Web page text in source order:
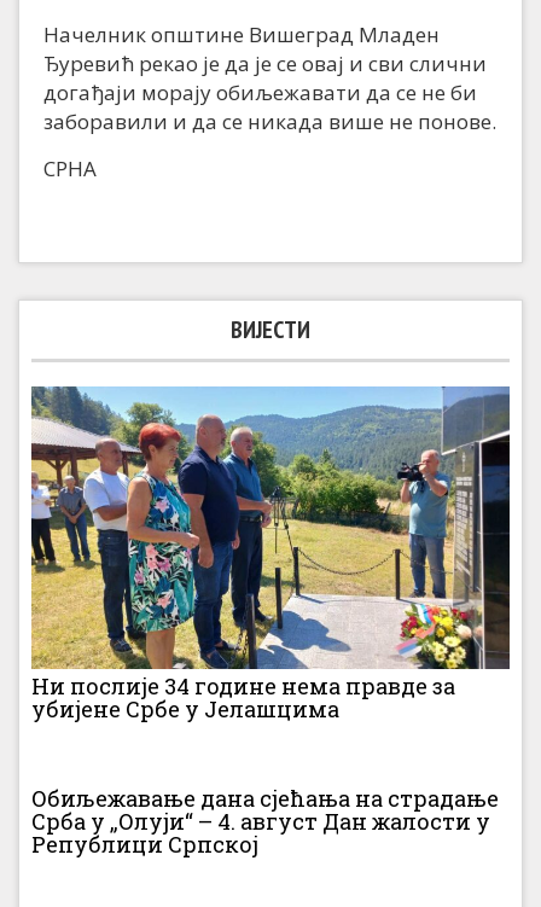
Начелник општине Вишеград Младен
Ђуревић рекао је да је се овај и сви слични
догађаји морају обиљежавати да се не би
заборавили и да се никада више не понове.
СРНА
ВИЈЕСТИ
Ни послије 34 године нема правде за
убијене Србе у Јелашцима
Обиљежавање дана сјећања на страдање
Срба у „Олуји“ – 4. август Дан жалости у
Републици Српској